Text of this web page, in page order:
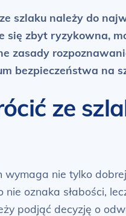
szlaku należy do
się zbyt ryzykowna,
zasady
bezpieczeństwa na
ze
nie tylko
nie oznaka słabości,
podjąć decyzję o